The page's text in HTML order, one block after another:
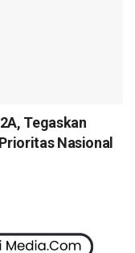
Tegaskan
Nasional